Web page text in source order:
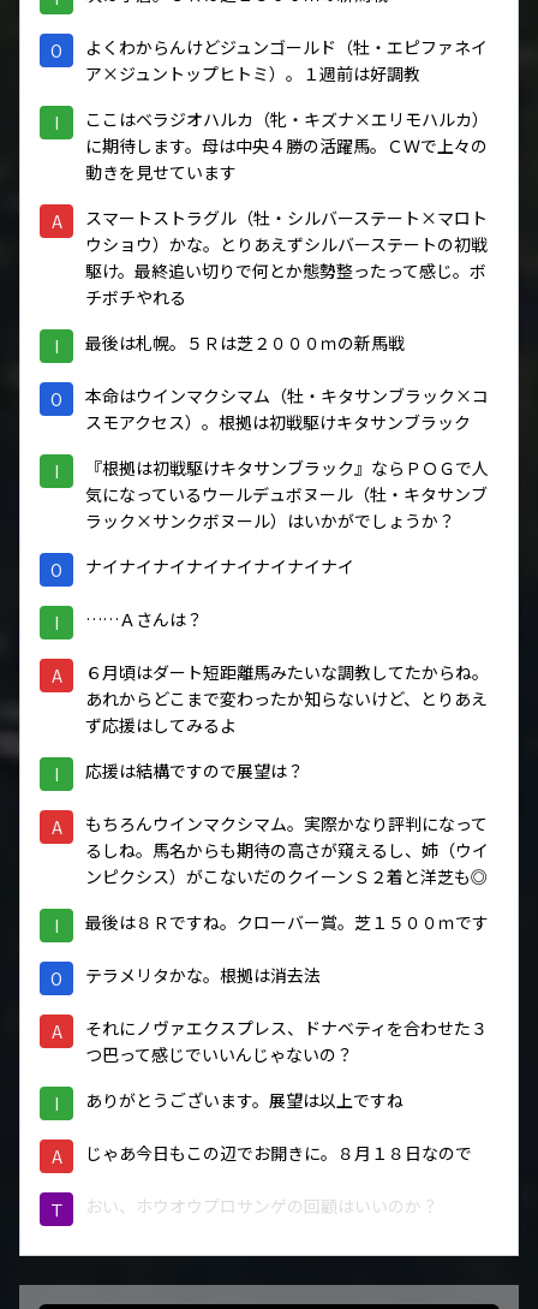
O
よくわからんけどジュンゴールド（牡・エピファネイ
ア×ジュントップヒトミ）。１週前は好調教
I
ここはベラジオハルカ（牝・キズナ×エリモハルカ）
に期待します。母は中央４勝の活躍馬。ＣＷで上々の
動きを見せています
A
スマートストラグル（牡・シルバーステート×マロト
ウショウ）かな。とりあえずシルバーステートの初戦
駆け。最終追い切りで何とか態勢整ったって感じ。ボ
チボチやれる
I 最後は札幌。５Ｒは芝２０００ｍの新馬戦
O
本命はウインマクシマム（牡・キタサンブラック×コ
スモアクセス）。根拠は初戦駆けキタサンブラック
I
『根拠は初戦駆けキタサンブラック』ならＰＯＧで人
気になっているウールデュボヌール（牡・キタサンブ
ラック×サンクボヌール）はいかがでしょうか？
O ナイナイナイナイナイナイナイナイ
I ……Ａさんは？
A
６月頃はダート短距離馬みたいな調教してたからね。
あれからどこまで変わったか知らないけど、とりあえ
ず応援はしてみるよ
I 応援は結構ですので展望は？
A
もちろんウインマクシマム。実際かなり評判になって
るしね。馬名からも期待の高さが窺えるし、姉（ウイ
ンピクシス）がこないだのクイーンＳ２着と洋芝も◎
I 最後は８Ｒですね。クローバー賞。芝１５００ｍです
O テラメリタかな。根拠は消去法
A
それにノヴァエクスプレス、ドナベティを合わせた３
つ巴って感じでいいんじゃないの？
I ありがとうございます。展望は以上ですね
A じゃあ今日もこの辺でお開きに。８月１８日なので
Ｔ おい、ホウオウプロサンゲの回顧はいいのか？